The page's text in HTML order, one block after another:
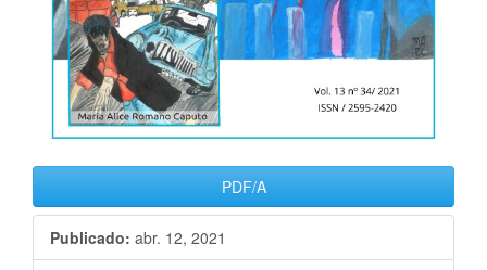
PDF/A
Publicado: abr. 12, 2021